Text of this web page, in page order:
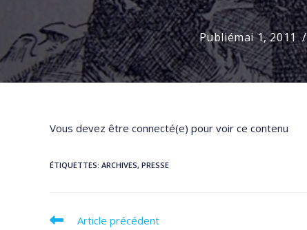
Publiémai 1, 2011
Vous devez être connecté(e) pour voir ce contenu
ÉTIQUETTES: ARCHIVES, PRESSE
Read
Article précédent